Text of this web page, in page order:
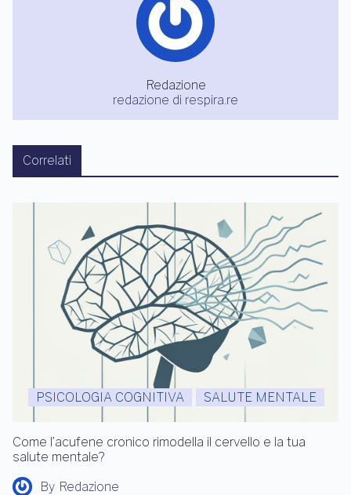
Redazione
redazione di respira.re
Correlati
PSICOLOGIA COGNITIVA SALUTE MENTALE
Come l’acufene cronico rimodella il cervello e la tua
salute mentale?
By Redazione